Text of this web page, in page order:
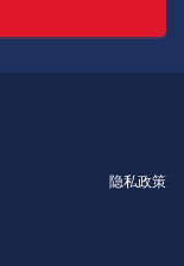
隐私政策